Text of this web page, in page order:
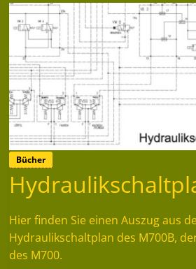
Bücher
Hier finden Sie einen Auszug aus
Hydraulikschaltplan des M700B,
des M700.